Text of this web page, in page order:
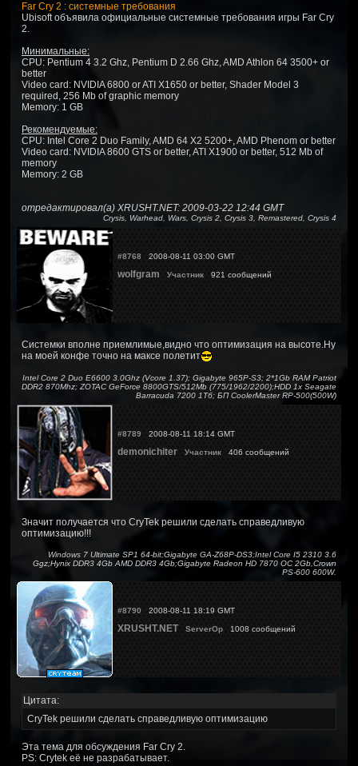
Far Cry 2 : системные требования
Ubisoft объявила официальные системные требования игры Far Cry
2.
Минимальные:
CPU: Pentium 4 3.2 Ghz, Pentium D 2.66 Ghz, AMD Athlon 64 3500+ or
better
Video card: NVIDIA 6800 or ATI X1650 or better, Shader Model 3
required, 256 Mb of graphic memory
Memory: 1 GB
Рекомендуемые:
CPU: Intel Core 2 Duo Family, AMD 64 X2 5200+, AMD Phenom or better
Video card: NVIDIA 8600 GTS or better, ATI X1900 or better, 512 Mb of
memory
Memory: 2 GB
отредактировал(а) XRUSHT.NET: 2009-03-22 12:44 GMT
Crysis, Warhead, Wars, Crysis 2, Crysis 3, Remastered, Crysis 4
#8768 2008-08-11 03:00 GMT
wolfgram Участник 921 сообщений
Системки вполне приемлимые,видно что оптимизация на высоте.Ну
на моей конфе точно на максе полетит
Intel Core 2 Duo E6600 3.0Ghz (Vcore 1.37); Gigabyte 965P-S3; 2*1Gb RAM Patriot
DDR2 870Mhz; ZOTAC GeForce 8800GTS/512Mb (775/1962/2200);HDD 1x Seagate
Barracuda 7200 1Тб; БП CoolerMaster RP-500(500W)
#8789 2008-08-11 18:14 GMT
demonichiter Участник 406 сообщений
Значит получается что CryTek решили сделать справедливую
оптимизацию!!!
Windows 7 Ultimate SP1 64-bit;Gigabyte GA-Z68P-DS3;Intel Core I5 2310 3.6
Ggz;Hynix DDR3 4Gb AMD DDR3 4Gb;Gigabyte Radeon HD 7870 OC 2Gb,Crown
PS-600 600W.
#8790 2008-08-11 18:19 GMT
XRUSHT.NET ServerOp 1008 сообщений
Цитата:
CryTek решили сделать справедливую оптимизацию
Эта тема для обсуждения Far Cry 2.
PS: Crytek её не разрабатывает.